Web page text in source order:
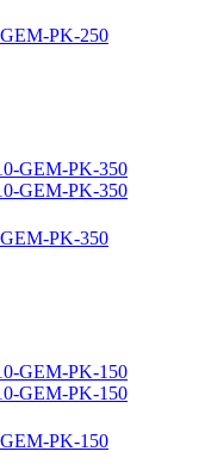
PK-250
PK-350
PK-150